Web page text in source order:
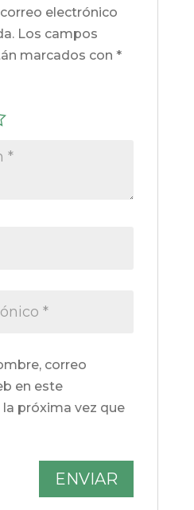
electrónico
Los campos
marcados con *
correo
en este
próxima vez que